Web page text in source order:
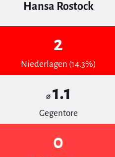
Hansa Rostock
2
Niederlagen (14.3%)
⌀ 1.1
Gegentore
0